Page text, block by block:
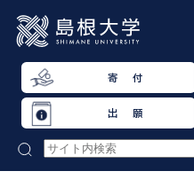
寄 付
出 願